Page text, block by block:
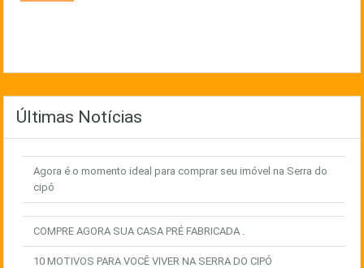
Últimas Notícias
Agora é o momento ideal para comprar seu imóvel na Serra do
cipó
COMPRE AGORA SUA CASA PRÉ FABRICADA .
10 MOTIVOS PARA VOCÊ VIVER NA SERRA DO CIPÓ